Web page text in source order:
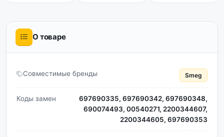
О товаре
Совместимые бренды Smeg
Коды замен
697690335, 697690342, 697690348,
690074493, 00540271, 2200344607,
2200344605, 697690353